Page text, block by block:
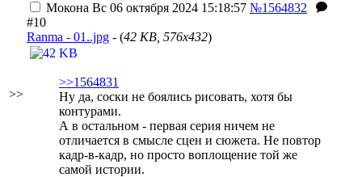
>>
Мокона Вс 06 октября 2024 15:18:57 №1564832
#10
Ranma - 01..jpg - (42 KB, 576x432)
>>1564831
Ну да, соски не боялись рисовать, хотя бы
контурами.
А в остальном - первая серия ничем не
отличается в смысле сцен и сюжета. Не повтор
кадр-в-кадр, но просто воплощение той же
самой истории.